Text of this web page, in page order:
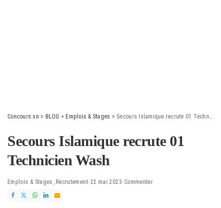
Concours.sn > BLOG > Emplois & Stages > Secours Islamique recrute 01 Technicien Wash
Secours Islamique recrute 01
Technicien Wash
Emplois & Stages Recrutement 22 mai 2023 Commenter